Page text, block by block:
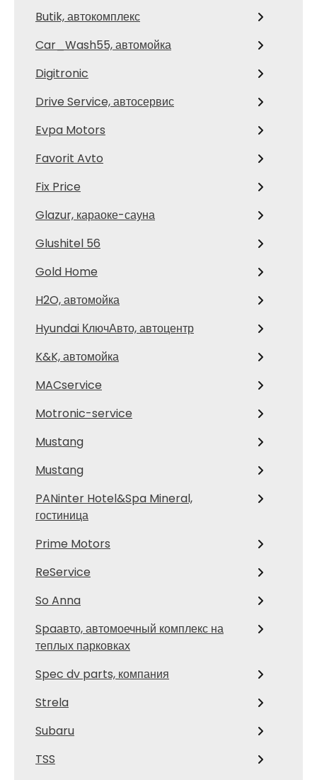
Butik, автокомплекс
Car_Wash55, автомойка
Digitronic
Drive Service, автосервис
Evpa Motors
Favorit Avto
Fix Price
Glazur, караоке-сауна
Glushitel 56
Gold Home
H2O, автомойка
Hyundai КлючАвто, автоцентр
K&K, автомойка
MACservice
Motronic-service
Mustang
Mustang
PANinter Hotel&Spa Mineral,
гостиница
Prime Motors
ReService
So Anna
Spaавто, автомоечный комплекс на
теплых парковках
Spec dv parts, компания
Strela
Subaru
TSS